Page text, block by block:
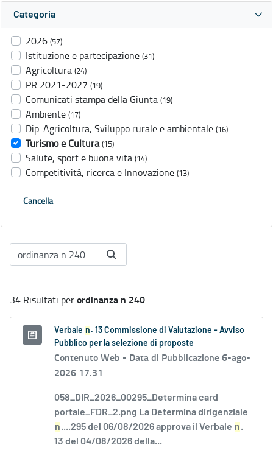
Categoria
2026 (57)
Istituzione e partecipazione (31)
Agricoltura (24)
PR 2021-2027 (19)
Comunicati stampa della Giunta (19)
Ambiente (17)
Dip. Agricoltura, Sviluppo rurale e ambientale (16)
Turismo e Cultura (15)
Salute, sport e buona vita (14)
Competitività, ricerca e Innovazione (13)
Cancella
34 Risultati perordinanza n 240
Verbale n . 13 Commissione di Valutazione - Avviso
Pubblico per la selezione di proposte
Contenuto Web - Data di Pubblicazione 6-ago-
2026 17.31
058_DIR_2026_00295_Determina card
portale_FDR_2.png La Determina dirigenziale
n....295 del 06/08/2026 approva il Verbale n.
13 del 04/08/2026 della...